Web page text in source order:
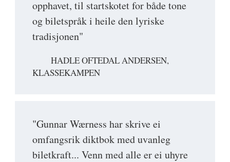
opphavet, til startskotet for både tone
og biletspråk i heile den lyriske
tradisjonen"
HADLE OFTEDAL ANDERSEN,
KLASSEKAMPEN
"Gunnar Wærness har skrive ei
omfangsrik diktbok med uvanleg
biletkraft... Venn med alle er ei uhyre